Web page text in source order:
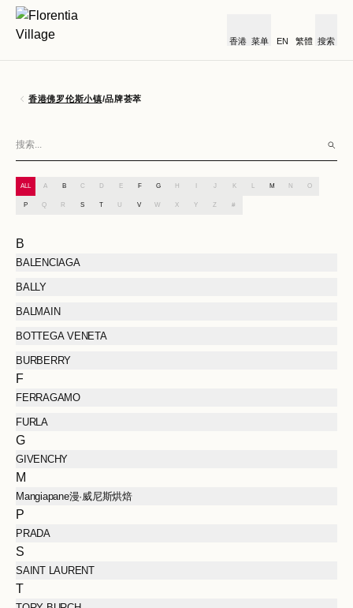
香港 菜单 EN 繁體 搜索
香港佛罗伦斯小镇/品牌荟萃
ALL A B C D E F G H J K L M N O
P Q R S T U V W X Y Z #
B
BALENCIAGA
BALLY
BALMAIN
BOTTEGA VENETA
BURBERRY
F
FERRAGAMO
FURLA
G
GIVENCHY
M
Mangiapane漫·威尼斯烘焙
P
PRADA
S
SAINT LAURENT
T